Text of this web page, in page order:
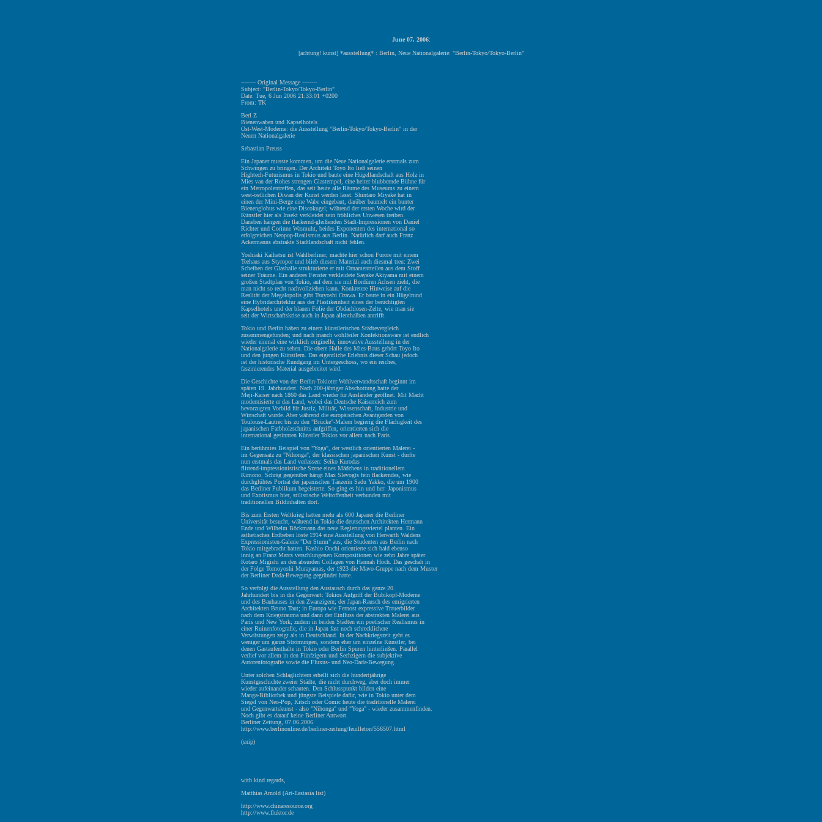
June 07, 2006:
[achtung! kunst] *ausstellung* : Berlin, Neue Nationalgalerie: "Berlin-Tokyo/Tokyo-Berlin"
-------- Original Message --------
Subject: "Berlin-Tokyo/Tokyo-Berlin"
Date: Tue, 6 Jun 2006 21:33:01 +0200
From: TK
Berl Z
Bienenwaben und Kapselhotels
Ost-West-Moderne: die Ausstellung "Berlin-Tokyo/Tokyo-Berlin" in der
Neuen Nationalgalerie
Sebastian Preuss
Ein Japaner musste kommen, um die Neue Nationalgalerie erstmals zum
Schwingen zu bringen. Der Architekt Toyo Ito ließ seinen
Hightech-Futurismus in Tokio und baute eine Hügellandschaft aus Holz in
Mies van der Rohes strengen Glastempel, eine heiter blubbernde Bühne für
ein Metropolentreffen, das seit heute alle Räume des Museums zu einem
west-östlichen Diwan der Kunst werden lässt. Shintaro Miyake hat in
einen der Mini-Berge eine Wabe eingebaut, darüber baumelt ein bunter
Bienenglobus wie eine Discokugel; während der ersten Woche wird der
Künstler hier als Insekt verkleidet sein fröhliches Unwesen treiben.
Daneben hängen die flackernd-gleißenden Stadt-Impressionen von Daniel
Richter und Corinne Wasmuht, beides Exponenten des international so
erfolgreichen Neopop-Realismus aus Berlin. Natürlich darf auch Franz
Ackermanns abstrakte Stadtlandschaft nicht fehlen.
Yoshiaki Kaihatsu ist Wahlberliner, machte hier schon Furore mit einem
Teehaus aus Styropor und blieb diesem Material auch diesmal treu: Zwei
Scheiben der Glashalle strukturierte er mit Ornamentteilen aus dem Stoff
seiner Träume. Ein anderes Fenster verkleidete Sayake Akiyama mit einem
großen Stadtplan von Tokio, auf dem sie mit Bordüren Achsen zieht, die
man nicht so recht nachvollziehen kann. Konkretere Hinweise auf die
Realität der Megalopolis gibt Tsuyoshi Ozawa. Er baute in ein Hügelrund
eine Hybridarchitektur aus der Plastikeinheit eines der berüchtigten
Kapselhotels und der blauen Folie der Obdachlosen-Zelte, wie man sie
seit der Wirtschaftskrise auch in Japan allenthalben antrifft.
Tokio und Berlin haben zu einem künstlerischen Städtevergleich
zusammengefunden; und nach manch wohlfeiler Konfektionsware ist endlich
wieder einmal eine wirklich originelle, innovative Ausstellung in der
Nationalgalerie zu sehen. Die obere Halle des Mies-Baus gehört Toyo Ito
und den jungen Künstlern. Das eigentliche Erlebnis dieser Schau jedoch
ist der historische Rundgang im Untergeschoss, wo ein reiches,
faszinierendes Material ausgebreitet wird.
Die Geschichte von der Berlin-Tokioter Wahlverwandtschaft beginnt im
späten 19. Jahrhundert. Nach 200-jähriger Abschottung hatte der
Meji-Kaiser nach 1860 das Land wieder für Ausländer geöffnet. Mit Macht
modernisierte er das Land, wobei das Deutsche Kaiserreich zum
bevorzugten Vorbild für Justiz, Militär, Wissenschaft, Industrie und
Wirtschaft wurde. Aber während die europäischen Avantgarden von
Toulouse-Lautrec bis zu den "Brücke"-Malern begierig die Flächigkeit des
japanischen Farbholzschnitts aufgriffen, orientierten sich die
international gesinnten Künstler Tokios vor allem nach Paris.
Ein berühmtes Beispiel von "Yoga", der westlich orientierten Malerei -
im Gegensatz zu "Nihonga", der klassischen japanischen Kunst - durfte
nun erstmals das Land verlassen: Seiko Kurodas
flirrend-impressionistische Szene eines Mädchens in traditionellem
Kimono. Schräg gegenüber hängt Max Slevogts fein flackerndes, wie
durchglühtes Porträt der japanischen Tänzerin Sadu Yakko, die um 1900
das Berliner Publikum begeisterte. So ging es hin und her: Japonismus
und Exotismus hier, stilistische Weltoffenheit verbunden mit
traditionellen Bildinhalten dort.
Bis zum Ersten Weltkrieg hatten mehr als 600 Japaner die Berliner
Universität besucht, während in Tokio die deutschen Architekten Hermann
Ende und Wilhelm Böckmann das neue Regierungsviertel planten. Ein
ästhetisches Erdbeben löste 1914 eine Ausstellung von Herwarth Waldens
Expressionisten-Galerie "Der Sturm" aus, die Studenten aus Berlin nach
Tokio mitgebracht hatten. Kashio Onchi orientierte sich bald ebenso
innig an Franz Marcs verschlungenen Kompositionen wie zehn Jahre später
Kotaro Migishi an den absurden Collagen von Hannah Höch. Das geschah in
der Folge Tomoyoshi Murayamas, der 1923 die Mavo-Gruppe nach dem Muster
der Berliner Dada-Bewegung gegründet hatte.
So verfolgt die Ausstellung den Austausch durch das ganze 20.
Jahrhundert bis in die Gegenwart: Tokios Aufgriff der Bubikopf-Moderne
und des Bauhauses in den Zwanzigern; der Japan-Rausch des emigrierten
Architekten Bruno Taut; in Europa wie Fernost expressive Trauerbilder
nach dem Kriegstrauma und dann der Einfluss der abstrakten Malerei aus
Paris und New York; zudem in beiden Städten ein poetischer Realismus in
einer Ruinenfotografie, die in Japan fast noch schrecklichere
Verwüstungen zeigt als in Deutschland. In der Nachkriegszeit geht es
weniger um ganze Strömungen, sondern eher um einzelne Künstler, bei
denen Gastaufenthalte in Tokio oder Berlin Spuren hinterließen. Parallel
verlief vor allem in den Fünfzigern und Sechzigern die subjektive
Autorenfotografie sowie die Fluxus- und Neo-Dada-Bewegung.
Unter solchen Schlaglichtern erhellt sich die hundertjährige
Kunstgeschichte zweier Städte, die nicht durchweg, aber doch immer
wieder aufeinander schauten. Den Schlusspunkt bilden eine
Manga-Bibliothek und jüngste Beispiele dafür, wie in Tokio unter dem
Siegel von Neo-Pop, Kitsch oder Comic heute die traditionelle Malerei
und Gegenwartskunst - also "Nihonga" und "Yoga" - wieder zusammenfinden.
Noch gibt es darauf keine Berliner Antwort.
Berliner Zeitung, 07.06.2006
http://www.berlinonline.de/berliner-zeitung/feuilleton/556507.html
(snip)
with kind regards,
Matthias Arnold (Art-Eastasia list)
http://www.chinaresource.org
http://www.fluktor.de